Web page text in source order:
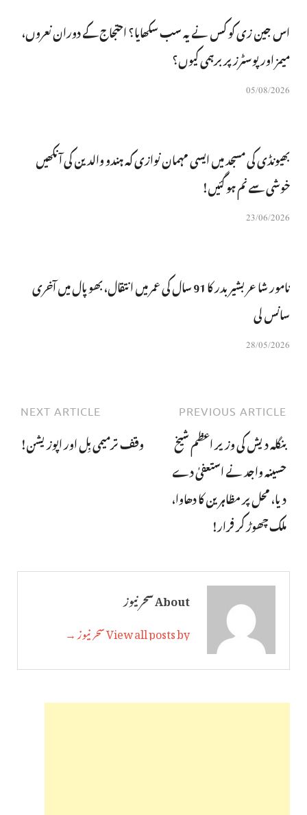
اس جین زی کو کس نے یہ سب سکھایا؟ احتجاج کے دوران نعروں،
میمز اور پوسٹرز پر برہمی کیوں؟
05/08/2026
بھیونڈی کی مسجد میں ایسی مہمان نوازی کہ ہندو والدین کی آنکھیں
خوشی سے نم ہو گئیں!
23/06/2026
نامور شاعر بشیر بدر کا 91 سال کی عمر میں انتقال، بھوپال میں آخری
سانس لی
28/05/2026
PREVIOUS ARTICLE
بنگلہ دیش کی وزیر اعظم شیخ
حسینہ واجد نے استعفیٰ دے
دیا، محل پر مظاہرین کا دھاوا،
ملک چھوڑ کر فرار!
NEXT ARTICLE
وقف ترمیمی بِل اور اپوزیشن!
About سحر نیوز
View all posts by سحر نیوز →